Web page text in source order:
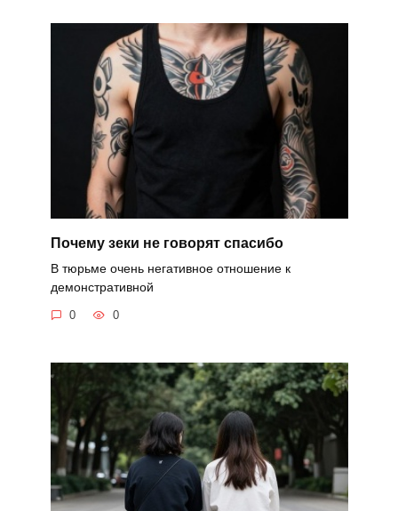
Почему зеки не говорят спасибо
В тюрьме очень негативное отношение к
демонстративной
0 0